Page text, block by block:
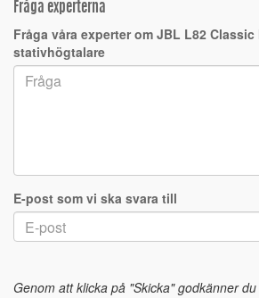
Fråga experterna
Fråga våra experter om JBL L82 Classic
stativhögtalare
E-post som vi ska svara till
Genom att klicka på "Skicka" godkänner